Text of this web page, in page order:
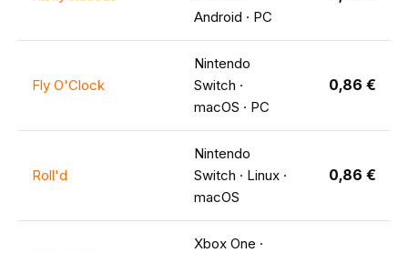
Android · PC
Fly O'Clock
Nintendo
Switch ·
macOS · PC
0,86 €
Roll'd
Nintendo
Switch · Linux ·
macOS
0,86 €
Xbox One ·